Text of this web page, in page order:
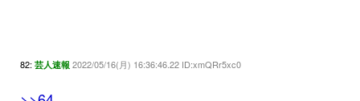
82: 芸人速報 2022/05/16(月) 16:36:46.22 ID:xmQRr5xc0